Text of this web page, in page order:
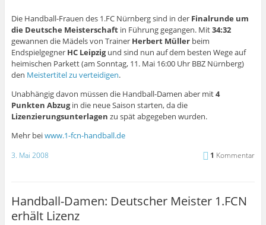
Die Handball-Frauen des 1.FC Nürnberg sind in der Finalrunde um
die Deutsche Meisterschaft in Führung gegangen. Mit34:32
gewannen die Mädels von Trainer Herbert Müllerbeim
Endspielgegner HC Leipzigund sind nun auf dem besten Wege auf
heimischen Parkett (am Sonntag, 11. Mai 16:00 Uhr BBZ Nürnberg)
den Meistertitel zu verteidigen.
Unabhängig davon müssen die Handball-Damen aber mit4
Punkten Abzugin die neue Saison starten, da die
Lizenzierungsunterlagen zu spät abgegeben wurden.
Mehr beiwww.1-fcn-handball.de
3. Mai 2008 1 Kommentar
Handball-Damen: Deutscher Meister 1.FCN
erhält Lizenz